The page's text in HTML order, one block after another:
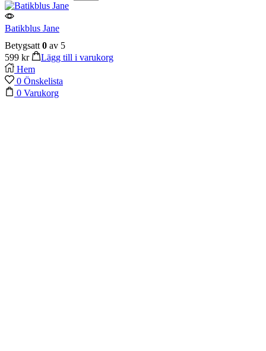
Batikblus Jane
Betygsatt 0 av 5
599 kr
Lägg till i varukorg
Hem
0 Önskelista
0 Varukorg